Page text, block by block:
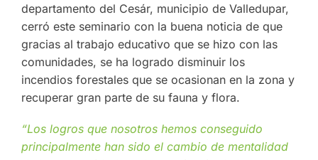
departamento del Cesár, municipio de Valledupar,
cerró este seminario con la buena noticia de que
gracias al trabajo educativo que se hizo con las
comunidades, se ha logrado disminuir los
incendios forestales que se ocasionan en la zona y
recuperar gran parte de su fauna y flora.
“Los logros que nosotros hemos conseguido
principalmente han sido el cambio de mentalidad